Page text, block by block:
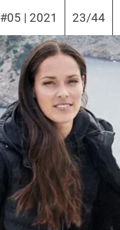
#05 | 2021 23/44